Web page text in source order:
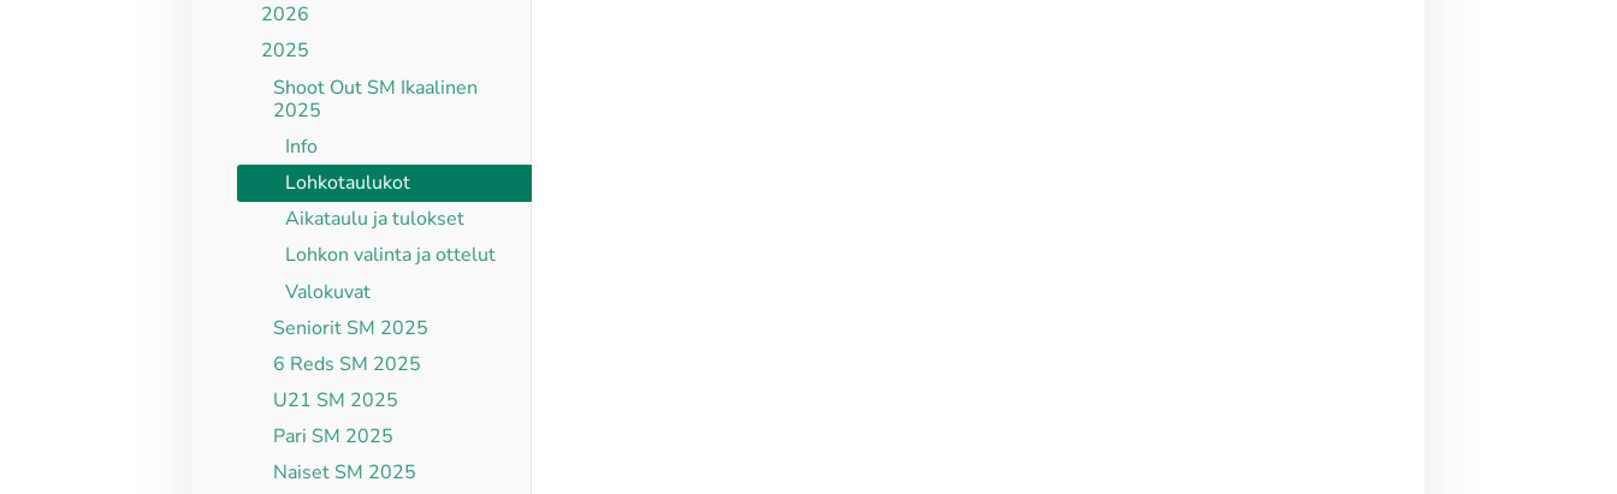
2026
2025
Shoot Out SM Ikaalinen
2025
Info
Lohkotaulukot
Aikataulu ja tulokset
Lohkon valinta ja ottelut
Valokuvat
Seniorit SM 2025
6 Reds SM 2025
U21 SM 2025
Pari SM 2025
Naiset SM 2025